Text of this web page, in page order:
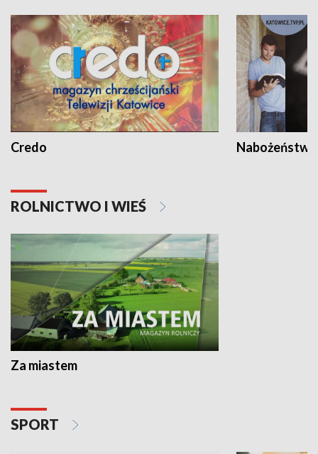
Credo
ROLNICTWO I WIEŚ
Za miastem
SPORT